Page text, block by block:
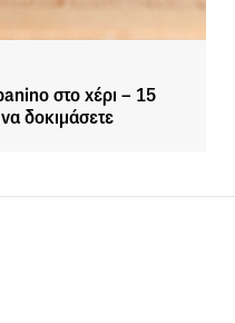
στο χέρι – 15
να δοκιμάσετε